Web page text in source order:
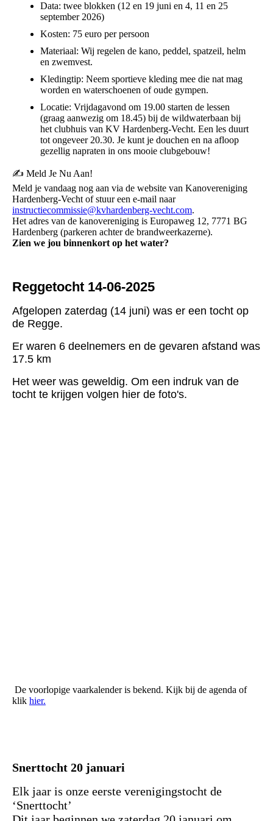
Data: twee blokken (12 en 19 juni en 4, 11 en 25
september 2026)
Kosten: 75 euro per persoon
Materiaal: Wij regelen de kano, peddel, spatzeil, helm
en zwemvest.
Kledingtip: Neem sportieve kleding mee die nat mag
worden en waterschoenen of oude gympen.
Locatie: Vrijdagavond om 19.00 starten de lessen
(graag aanwezig om 18.45) bij de wildwaterbaan bij
het clubhuis van KV Hardenberg-Vecht. Een les duurt
tot ongeveer 20.30. Je kunt je douchen en na afloop
gezellig napraten in ons mooie clubgebouw!
✍️ Meld Je Nu Aan!
Meld je vandaag nog aan via de website van Kanovereniging
Hardenberg-Vecht of stuur een e-mail naar
instructiecommissie@kvhardenberg-vecht.com.
Het adres van de kanovereniging is Europaweg 12, 7771 BG
Hardenberg (parkeren achter de brandweerkazerne).
Zien we jou binnenkort op het water?
Reggetocht 14-06-2025
Afgelopen zaterdag (14 juni) was er een tocht op
de Regge.
Er waren 6 deelnemers en de gevaren afstand was
17.5 km
Het weer was geweldig. Om een indruk van de
tocht te krijgen volgen hier de foto's.
De voorlopige vaarkalender is bekend. Kijk bij de agenda of
klik hier.
Snerttocht 20 januari
Elk jaar is onze eerste verenigingstocht de
‘Snerttocht’